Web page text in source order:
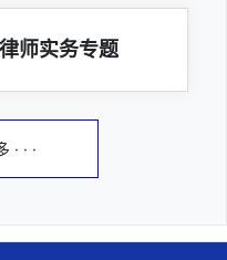
师实务专题
· · ·